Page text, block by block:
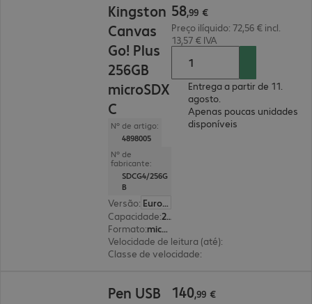
Kingston
Canvas
Go! Plus
256GB
microSDX
C
Nº de artigo:
4898005
Nº de
fabricante:
SDCG4/256G
B
Versão:
Europa
Capacidade: 256 GB
Formato:
microSDXC
Velocidade de leitura (até):
Classe de velocidade:
58,99 €
Preço ilíquido: 72,56 € incl.
13,57 € IVA
Entrega a partir de 11.
agosto.
Apenas poucas unidades
disponíveis
Pen USB
140,99 €